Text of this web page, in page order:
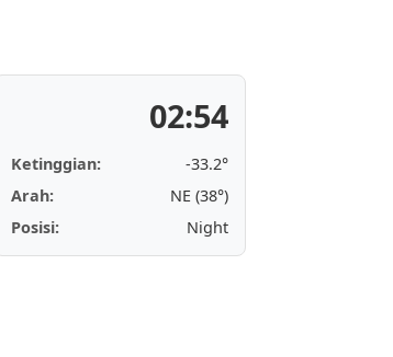
02:54
Ketinggian:
-33.2°
Arah:
NE (38°)
Posisi:
Night